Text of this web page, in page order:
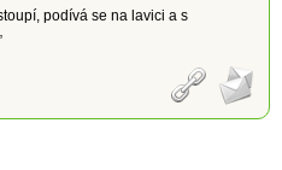
podívá se na lavici a s